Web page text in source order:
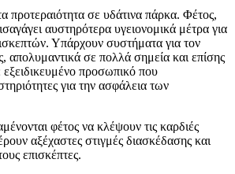
προτεραιότητα σε υδάτινα πάρκα. Φέτος,
αυστηρότερα υγειονομικά μέτρα για
Υπάρχουν συστήματα για τον
απολυμαντικά σε πολλά σημεία και επίσης
προσωπικό που
για την ασφάλεια των
φέτος να κλέψουν τις καρδιές
αξέχαστες στιγμές διασκέδασης και
επισκέπτες.